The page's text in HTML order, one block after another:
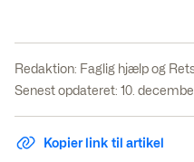
Redaktion: Faglig hjælp og
Senest opdateret: 10.
Kopier link til artikel